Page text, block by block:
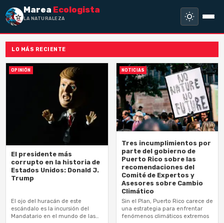
Marea Ecologista
LA NATURALEZA NO
LO MÁS RECIENTE
OPINIÓN
El presidente más
corrupto en la historia de
Estados Unidos: Donald J.
Trump
El ojo del huracán de este
escándalo es la incursión del
Mandatario en el mundo de las
NOTICIAS
Tres incumplimientos por
parte del gobierno de
Puerto Rico sobre las
recomendaciones del
Comité de Expertos y
Asesores sobre Cambio
Climático
Sin el Plan, Puerto Rico carece de
una estrategia para enfrentar
fenómenos climáticos extremos